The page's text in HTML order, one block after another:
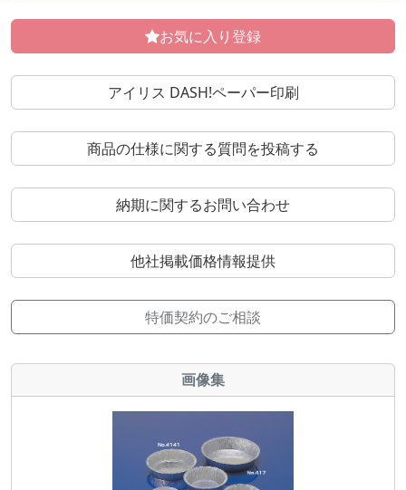
お気に入り登録
アイリス DASH!ペーパー印刷
商品の仕様に関する質問を投稿する
納期に関するお問い合わせ
他社掲載価格情報提供
特価契約のご相談
画像集